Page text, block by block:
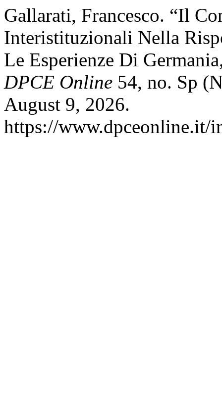
Gallarati, Francesco. “Il
Interistituzionali Nella
Le Esperienze Di
DPCE Online 54, no. Sp
August 9, 2026.
https://www.dpceonline.it/